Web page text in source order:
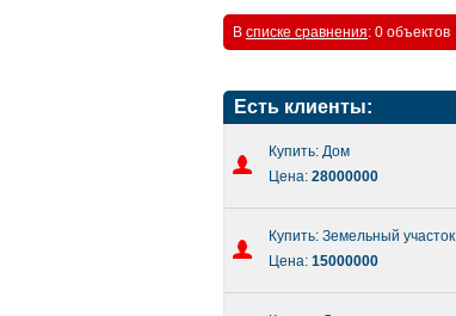
В списке сравнения: 0 объектов
Есть клиенты:
Купить: Дом
Цена: 28000000
Купить: Земельный участок
Цена: 15000000